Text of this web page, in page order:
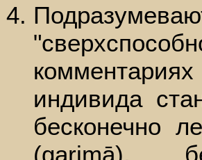
индивида
бесконечно
(garimā),